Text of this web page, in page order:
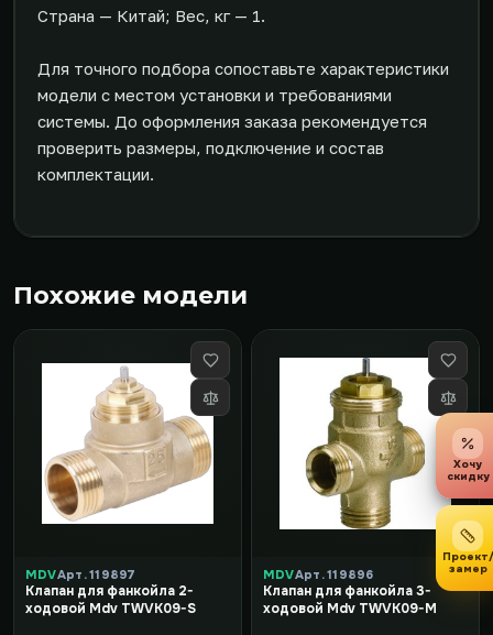
Страна — Китай; Вес, кг — 1.
Для точного подбора сопоставьте характеристики
модели с местом установки и требованиями
системы. До оформления заказа рекомендуется
проверить размеры, подключение и состав
комплектации.
Похожие модели
MDVАрт. 119897
Клапан для фанкойла 2-
ходовой Mdv TWVK09-S
MDVАрт. 119896
Клапан для фанкойла 3-
ходовой Mdv TWVK09-M
Хочу
скидку
Проект/
замер